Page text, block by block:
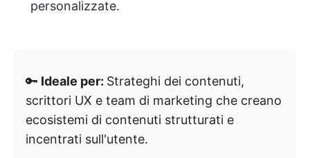
personalizzate.
🔑 Ideale per: Strateghi dei contenuti,
scrittori UX e team di marketing che creano
ecosistemi di contenuti strutturati e
incentrati sull'utente.